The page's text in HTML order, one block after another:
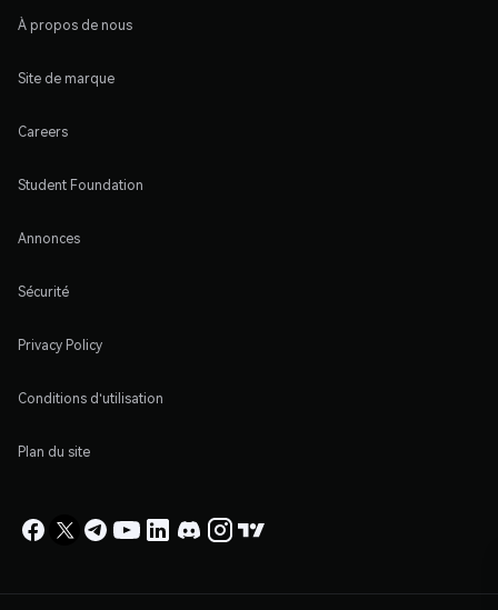
À propos de nous
Site de marque
Careers
Student Foundation
Annonces
Sécurité
Privacy Policy
Conditions d'utilisation
Plan du site